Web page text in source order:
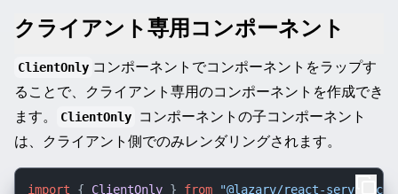
クライアント専用コンポーネント
ClientOnly コンポーネントでコンポーネントをラップす
ることで、クライアント専用のコンポーネントを作成でき
ます。
ClientOnly
コンポーネントの子コンポーネント
は、クライアント側でのみレンダリングされます。
import { ClientOnly } from "@lazarv/react-server/